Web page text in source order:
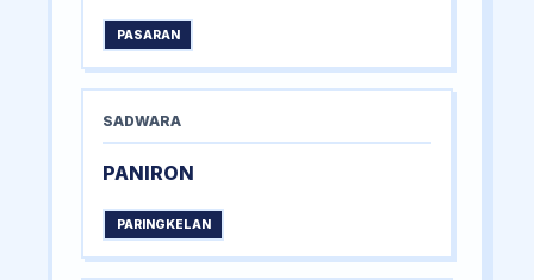
PASARAN
SADWARA
PANIRON
PARINGKELAN